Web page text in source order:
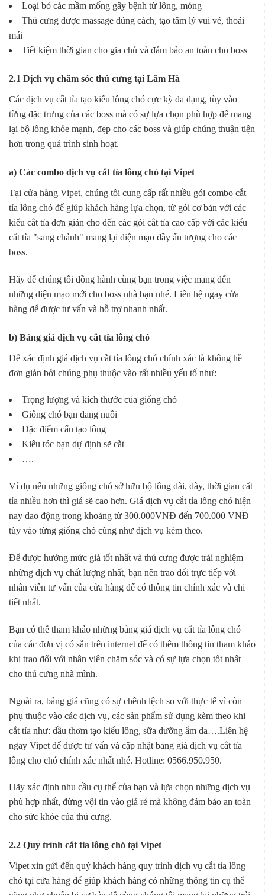
Loại bỏ các mầm mống gây bệnh từ lông, móng
Thú cưng được massage đúng cách, tạo tâm lý vui vẻ, thoải
mái
Tiết kiệm thời gian cho gia chủ và đảm bảo an toàn cho boss
2.1 Dịch vụ chăm sóc thú cưng tại Lâm Hà
Các dịch vụ cắt tỉa tạo kiểu lông chó cực kỳ đa dạng, tùy vào
từng đặc trưng của các boss mà có sự lựa chọn phù hợp để mang
lại bộ lông khỏe mạnh, đẹp cho các boss và giúp chúng thuận tiện
hơn trong quá trình sinh hoạt.
a) Các combo dịch vụ cắt tỉa lông chó tại Vipet
Tại cửa hàng Vipet, chúng tôi cung cấp rất nhiều gói combo cắt
tỉa lông chó để giúp khách hàng lựa chọn, từ gói cơ bản với các
kiểu cắt tỉa đơn giản cho đến các gói cắt tỉa cao cấp với các kiểu
cắt tỉa "sang chảnh" mang lại diện mạo đầy ấn tượng cho các
boss.
Hãy để chúng tôi đồng hành cùng bạn trong việc mang đến
những diện mạo mới cho boss nhà bạn nhé. Liên hệ ngay cửa
hàng để được tư vấn và hỗ trợ nhanh nhất.
b) Bảng giá dịch vụ cắt tỉa lông chó
Để xác định giá dịch vụ cắt tỉa lông chó chính xác là không hề
đơn giản bởi chúng phụ thuộc vào rất nhiều yếu tố như:
Trọng lượng và kích thước của giống chó
Giống chó bạn đang nuôi
Đặc điểm cấu tạo lông
Kiểu tóc bạn dự định sẽ cắt
….
Ví dụ nếu những giống chó sở hữu bộ lông dài, dày, thời gian cắt
tỉa nhiều hơn thì giá sẽ cao hơn. Giá dịch vụ cắt tỉa lông chó hiện
nay dao động trong khoảng từ 300.000VNĐ đến 700.000 VNĐ
tùy vào từng giống chó cũng như dịch vụ kèm theo.
Để được hưởng mức giá tốt nhất và thú cưng được trải nghiệm
những dịch vụ chất lượng nhất, bạn nên trao đổi trực tiếp với
nhân viên tư vấn của cửa hàng để có thông tin chính xác và chi
tiết nhất.
Bạn có thể tham khảo những bảng giá dịch vụ cắt tỉa lông chó
của các đơn vị có sẵn trên internet để có thêm thông tin tham khảo
khi trao đổi với nhân viên chăm sóc và có sự lựa chọn tốt nhất
cho thú cưng nhà mình.
Ngoài ra, bảng giá cũng có sự chênh lệch so với thực tế vì còn
phụ thuộc vào các dịch vụ, các sản phẩm sử dụng kèm theo khi
cắt tỉa như: dầu thơm tạo kiểu lông, sữa dưỡng ẩm da….Liên hệ
ngay Vipet để được tư vấn và cập nhật bảng giá dịch vụ cắt tỉa
lông cho chó chính xác nhất nhé. Hotline: 0566.950.950.
Hãy xác định nhu cầu cụ thể của bạn và lựa chọn những dịch vụ
phù hợp nhất, đừng vội tin vào giá rẻ mà không đảm bảo an toàn
cho sức khỏe của thú cưng.
2.2 Quy trình cắt tỉa lông chó tại Vipet
Vipet xin gửi đến quý khách hàng quy trình dịch vụ cắt tỉa lông
chó tại cửa hàng để giúp khách hàng có những thông tin cụ thể